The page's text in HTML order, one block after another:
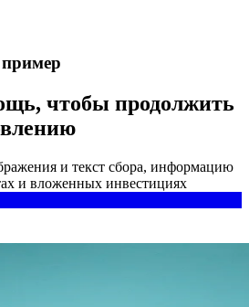
чтобы продолжить
и текст сбора, информацию
и вложенных инвестициях